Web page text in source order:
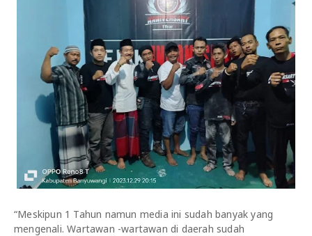
“Meskipun 1 Tahun namun media ini sudah banyak yang
mengenali. Wartawan -wartawan di daerah sudah